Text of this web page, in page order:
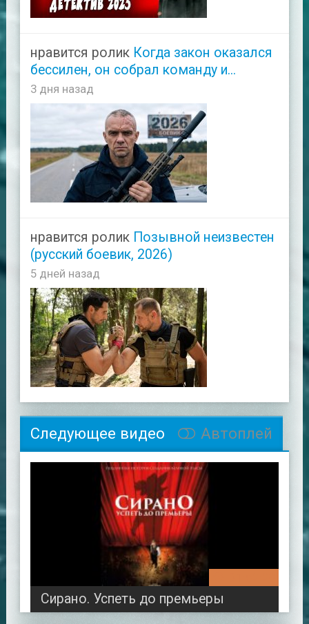
нравится ролик Когда закон оказался
бессилен, он собрал команду и...
3 дня назад
нравится ролик Позывной неизвестен
(русский боевик, 2026)
5 дней назад
Следующее видео Автоплей
Сирано. Успеть до премьеры